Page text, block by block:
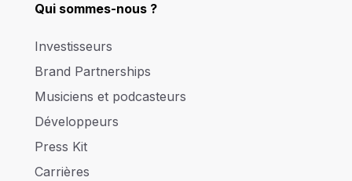
Qui sommes-nous ?
Investisseurs
Brand Partnerships
Musiciens et podcasteurs
Développeurs
Press Kit
Carrières